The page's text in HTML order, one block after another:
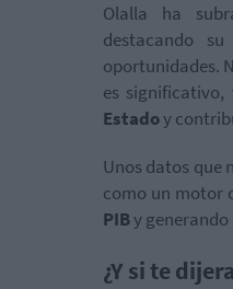
Olalla ha
destacando
oportunidades.
es significativo,
Estadoy
Unos datos que
como un motor
PIBy generando
¿Y si te